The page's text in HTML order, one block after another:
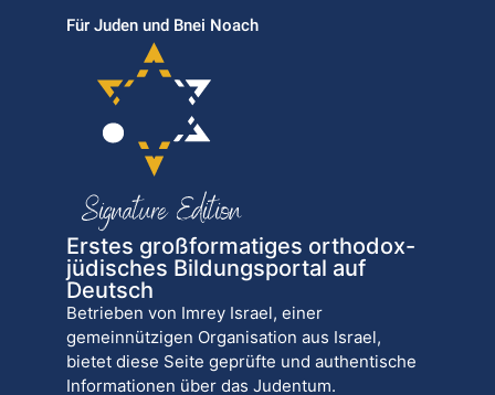
Für Juden und Bnei Noach
Erstes großformatiges orthodox-
jüdisches Bildungsportal auf
Deutsch
Betrieben von Imrey Israel, einer
gemeinnützigen Organisation aus Israel,
bietet diese Seite geprüfte und authentische
Informationen über das Judentum.